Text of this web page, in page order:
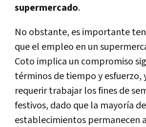
supermercado.
No obstante, es importante
que el empleo en un
Coto implica un compromiso
términos de tiempo y esfuerzo,
requerir trabajar los fines de
festivos, dado que la mayoría
establecimientos permanecen